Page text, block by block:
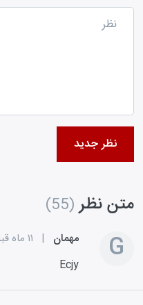
نظر جدید
متن نظر (55)
G مهمان | ۱۱ ماه قبل
Ecjy